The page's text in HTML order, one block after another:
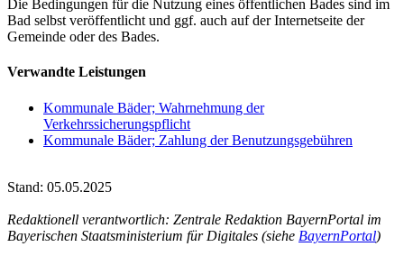
Die Bedingungen für die Nutzung eines öffentlichen Bades sind im
Bad selbst veröffentlicht und ggf. auch auf der Internetseite der
Gemeinde oder des Bades.
Verwandte Leistungen
Kommunale Bäder; Wahrnehmung der
Verkehrssicherungspflicht
Kommunale Bäder; Zahlung der Benutzungsgebühren
Stand: 05.05.2025
Redaktionell verantwortlich: Zentrale Redaktion BayernPortal im
Bayerischen Staatsministerium für Digitales (siehe BayernPortal)